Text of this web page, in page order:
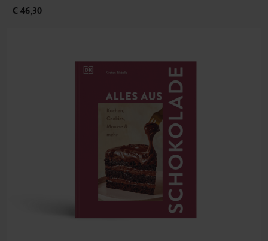
€ 46,30